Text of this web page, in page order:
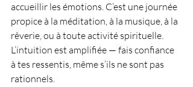
accueillir les émotions. C’est une journée
propice à la méditation, à la musique, à la
rêverie, ou à toute activité spirituelle.
L’intuition est amplifiée — fais confiance
à tes ressentis, même s’ils ne sont pas
rationnels.